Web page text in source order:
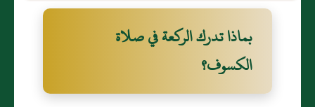
بماذا تدرك الركعة في صلاة
الكسوف؟